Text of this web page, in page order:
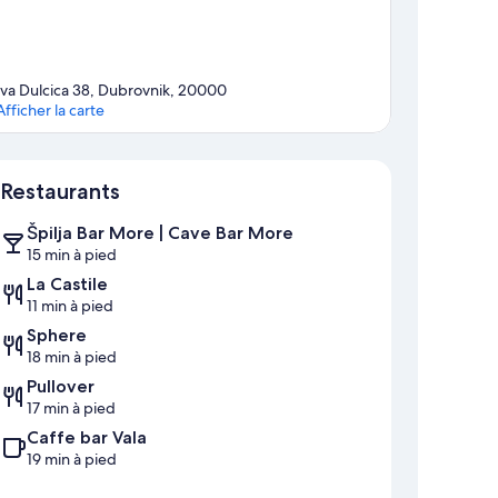
Dulcica 38, Dubrovnik, 20000
la carte
Restaurants
Špilja Bar More | Cave Bar More
15 min à pied
La Castile
11 min à pied
Sphere
18 min à pied
Pullover
17 min à pied
Caffe bar Vala
19 min à pied